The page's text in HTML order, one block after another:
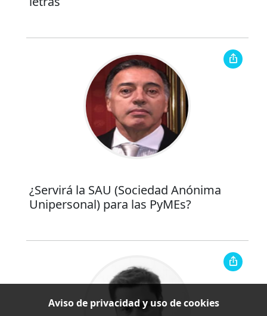
¿Servirá la SAU (Sociedad Anónima
Unipersonal) para las PyMEs?
Aviso de privacidad y uso de cookies